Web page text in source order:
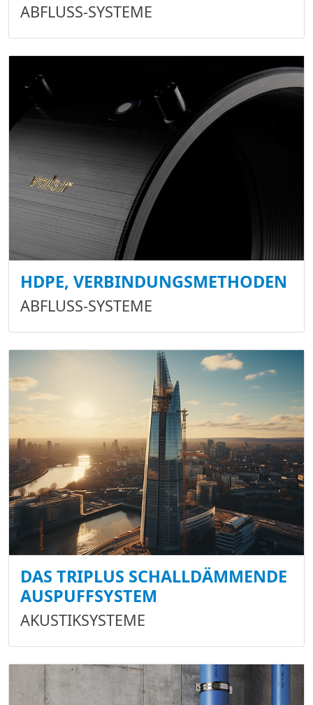
ABFLUSS-SYSTEME
HDPE, VERBINDUNGSMETHODEN
ABFLUSS-SYSTEME
DAS TRIPLUS SCHALLDÄMMENDE
AUSPUFFSYSTEM
AKUSTIKSYSTEME